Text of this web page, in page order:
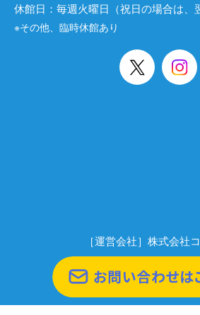
休館日：毎週火曜日（祝日の場合は、
※その他、臨時休館あり
［運営会社］株式会社